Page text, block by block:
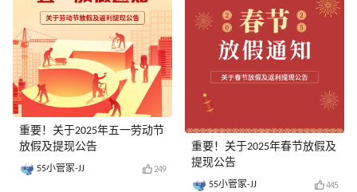
重要！关于2025年五一劳动节
放假及提现公告
55小管家-JJ 249
重要！关于2025年春节放假及
提现公告
55小管家-JJ 445